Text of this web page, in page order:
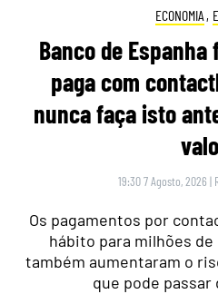
ECONOMIA ,
Banco de
paga com
nunca faça isto
19:30 7 Agosto, 2026 |
Os pagamentos por
hábito para milhões
também aumentaram o
que pode